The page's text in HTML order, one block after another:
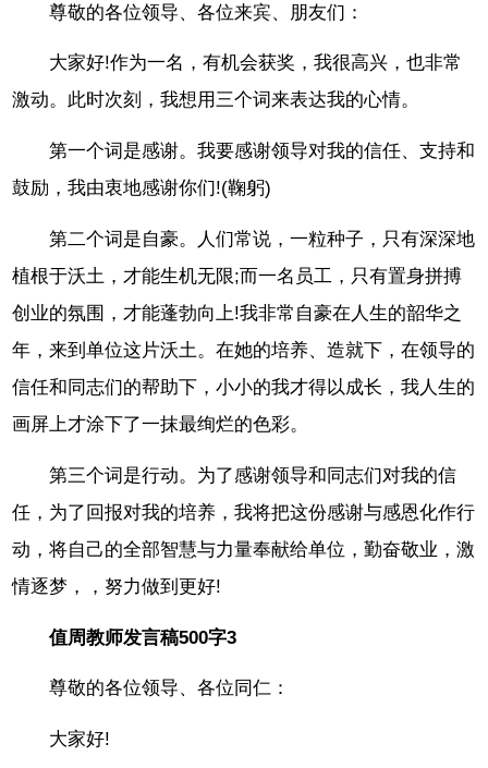
尊敬的各位领导、各位来宾、朋友们：
大家好!作为一名，有机会获奖，我很高兴，也非常
激动。此时次刻，我想用三个词来表达我的心情。
第一个词是感谢。我要感谢领导对我的信任、支持和
鼓励，我由衷地感谢你们!(鞠躬)
第二个词是自豪。人们常说，一粒种子，只有深深地
植根于沃土，才能生机无限;而一名员工，只有置身拼搏
创业的氛围，才能蓬勃向上!我非常自豪在人生的韶华之
年，来到单位这片沃土。在她的培养、造就下，在领导的
信任和同志们的帮助下，小小的我才得以成长，我人生的
画屏上才涂下了一抹最绚烂的色彩。
第三个词是行动。为了感谢领导和同志们对我的信
任，为了回报对我的培养，我将把这份感谢与感恩化作行
动，将自己的全部智慧与力量奉献给单位，勤奋敬业，激
情逐梦，，努力做到更好!
值周教师发言稿500字3
尊敬的各位领导、各位同仁：
大家好!